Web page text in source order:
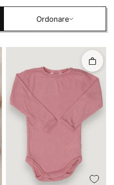
Ordonare
în coș Rapid